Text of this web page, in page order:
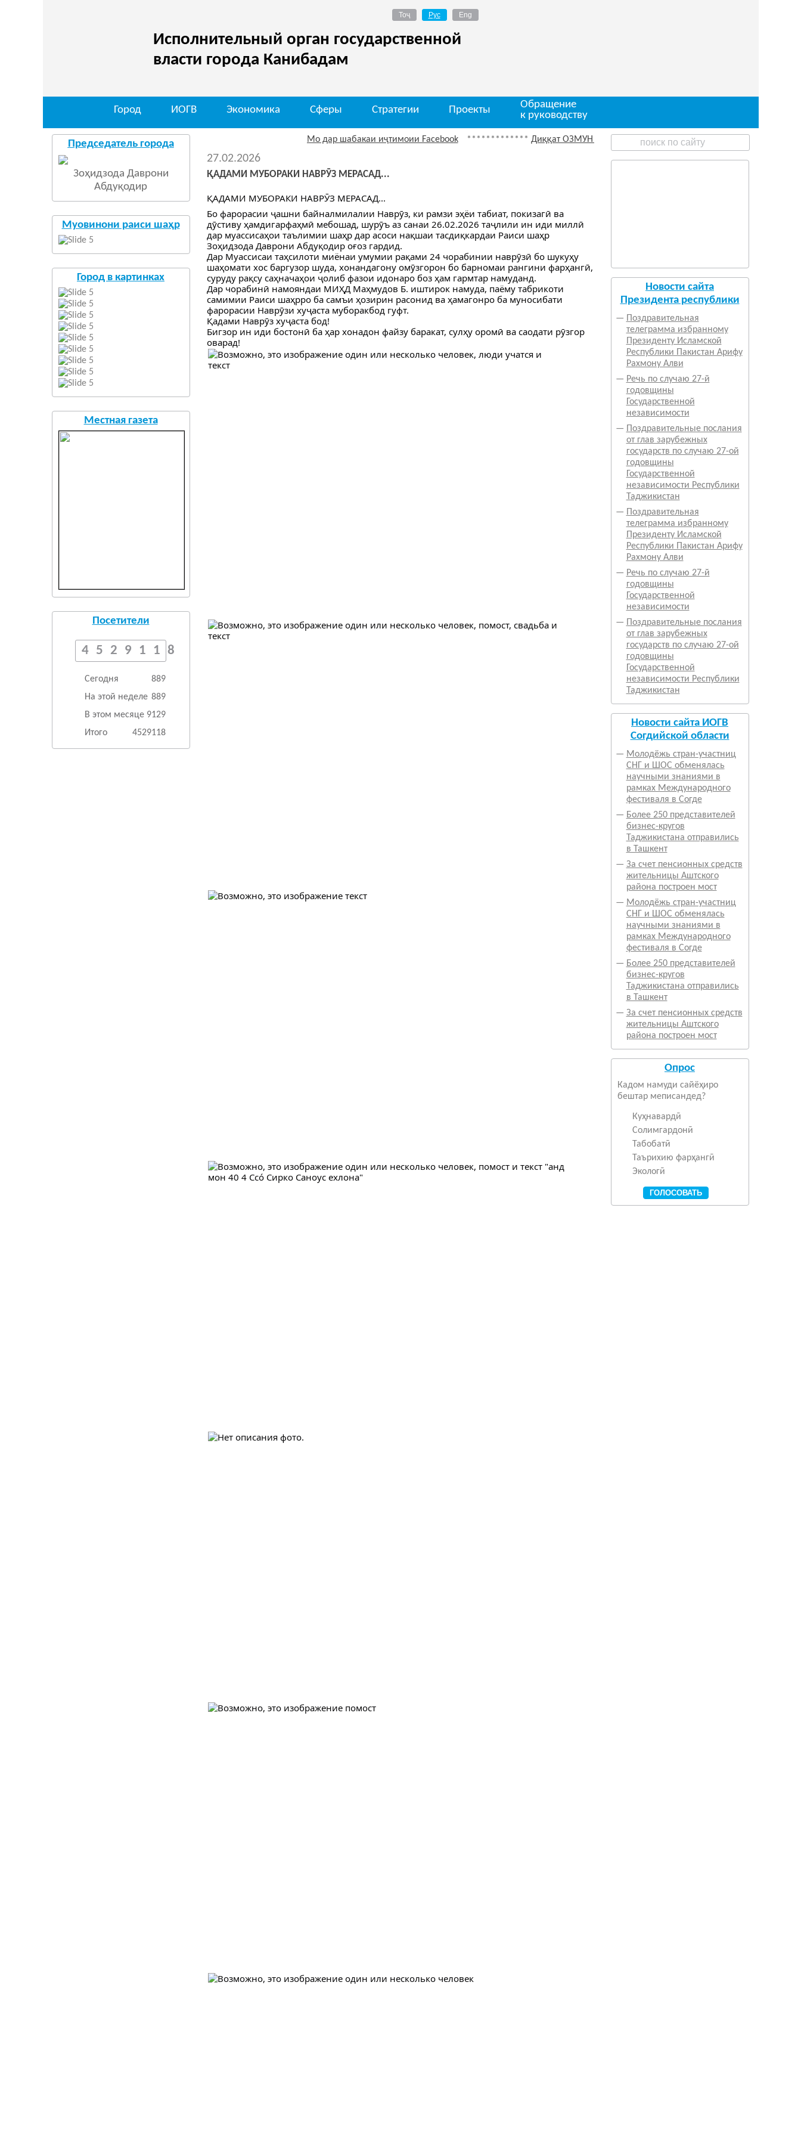
Исполнительный орган государственной
власти города Канибадам
Город ИОГВ Экономика Сферы Стратегии Проекты
Обращение
к руководству
Председатель города
Зоҳидзода Даврони
Абдуқодир
Муовинони раиси шаҳр
Город в картинках
Местная газета
Посетители
4529118
Сегодня
889
На этой неделе 889
В этом месяце 9129
Итого
4529118
Мо дар шабакаи иҷтимоии Facebook *************Диққат ОЗМУН барои ишғоли чои корӣ
27.02.2026
ҚАДАМИ МУБОРАКИ НАВРӮЗ МЕРАСАД...
ҚАДАМИ МУБОРАКИ НАВРӮЗ МЕРАСАД...
Бо фарорасии ҷашни байналмилалии Наврӯз, ки рамзи эҳёи табиат, покизагӣ ва
дӯстиву ҳамдигарфаҳмӣ мебошад, шурӯъ аз санаи 26.02.2026 таҷлили ин иди миллӣ
дар муассисаҳои таълимии шаҳр дар асоси нақшаи тасдиқкардаи Раиси шаҳр
Зоҳидзода Даврони Абдуқодир оғоз гардид.
Дар Муассисаи таҳсилоти миёнаи умумии рақами 24 чорабинии наврӯзӣ бо шукуҳу
шаҳомати хос баргузор шуда, хонандагону омӯзгорон бо барномаи рангини фарҳангӣ,
суруду рақсу саҳначаҳои ҷолиб фазои идонаро боз ҳам гармтар намуданд.
Дар чорабинӣ намояндаи МИҲД Маҳмудов Б. иштирок намуда, паёму табрикоти
самимии Раиси шаҳрро ба самъи ҳозирин расонид ва ҳамагонро ба муносибати
фарорасии Наврӯзи хуҷаста муборакбод гуфт.
Қадами Наврӯз хуҷаста бод!
Бигзор ин иди бостонӣ ба ҳар хонадон файзу баракат, сулҳу оромӣ ва саодати рӯзгор
оварад!
Новости сайта
Президента республики
—
Поздравительная
телеграмма избранному
Президенту Исламской
Республики Пакистан Арифу
Рахмону Алви
— Речь по случаю 27-й
годовщины
Государственной
независимости
—
Поздравительные послания
от глав зарубежных
государств по случаю 27-ой
годовщины
Государственной
независимости Республики
Таджикистан
—
Поздравительная
телеграмма избранному
Президенту Исламской
Республики Пакистан Арифу
Рахмону Алви
— Речь по случаю 27-й
годовщины
Государственной
независимости
—
Поздравительные послания
от глав зарубежных
государств по случаю 27-ой
годовщины
Государственной
независимости Республики
Таджикистан
Новости сайта ИОГВ
Согдийской области
— Молодёжь стран-участниц
СНГ и ШОС обменялась
научными знаниями в
рамках Международного
фестиваля в Согде
— Более 250 представителей
бизнес-кругов
Таджикистана отправились
в Ташкент
— За счет пенсионных средств
жительницы Аштского
района построен мост
— Молодёжь стран-участниц
СНГ и ШОС обменялась
научными знаниями в
рамках Международного
фестиваля в Согде
— Более 250 представителей
бизнес-кругов
Таджикистана отправились
в Ташкент
— За счет пенсионных средств
жительницы Аштского
района построен мост
Опрос
Кадом намуди сайёҳиро
бештар меписандед?
Куҳнавардӣ
Солимгардонӣ
Табобатӣ
Таърихию фарҳангӣ
Экологӣ